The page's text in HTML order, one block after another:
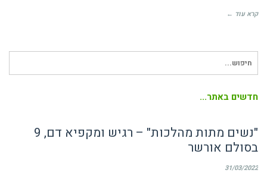
קרא עוד ←
עבור:
חדשים באתר...
"נשים מתות מהלכות" – רגיש ומקפיא דם, 9
בסולם אורשר
31/03/2022